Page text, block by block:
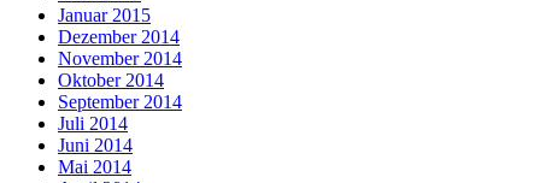
Januar 2015
Dezember 2014
November 2014
Oktober 2014
September 2014
Juli 2014
Juni 2014
Mai 2014